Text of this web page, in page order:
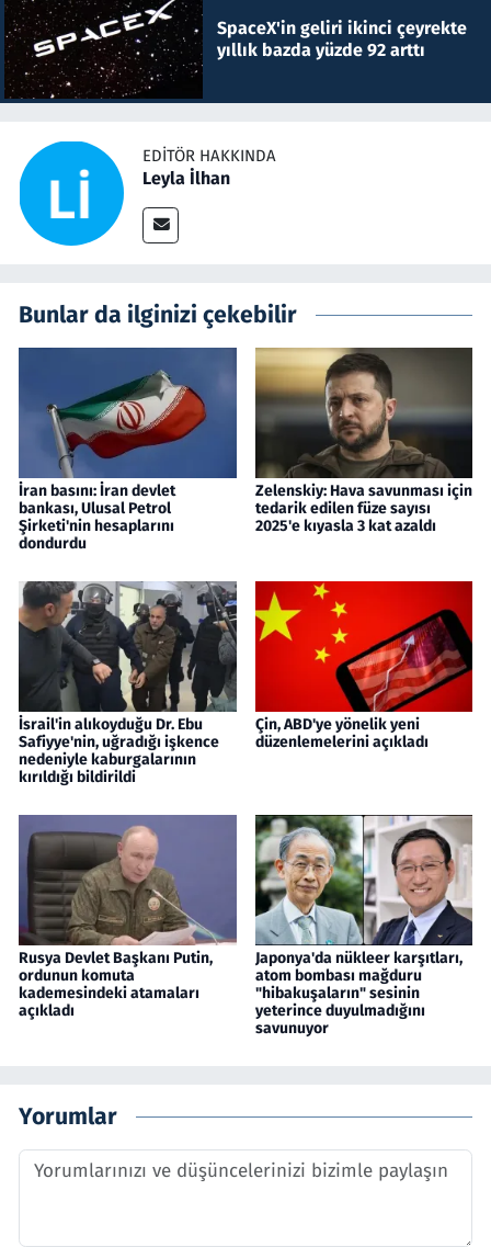
SpaceX'in geliri ikinci çeyrekte
yıllık bazda yüzde 92 arttı
EDITÖR HAKKINDA
Leyla İlhan
Bunlar da ilginizi çekebilir
İran basını: İran devlet
bankası, Ulusal Petrol
Şirketi'nin hesaplarını
dondurdu
Zelenskiy: Hava savunması için
tedarik edilen füze sayısı
2025'e kıyasla 3 kat azaldı
İsrail'in alıkoyduğu Dr. Ebu
Safiyye'nin, uğradığı işkence
nedeniyle kaburgalarının
kırıldığı bildirildi
Çin, ABD'ye yönelik yeni
düzenlemelerini açıkladı
Rusya Devlet Başkanı Putin,
ordunun komuta
kademesindeki atamaları
açıkladı
Japonya'da nükleer karşıtları,
atom bombası mağduru
"hibakuşaların" sesinin
yeterince duyulmadığını
savunuyor
Yorumlar